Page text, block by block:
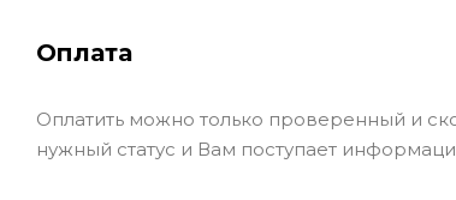
Оплата
Оплатить можно только проверенный и
нужный статус и Вам поступает